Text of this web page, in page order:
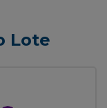
Lote